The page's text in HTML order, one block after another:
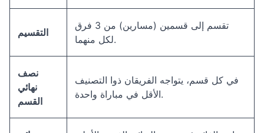
التقسيم
تقسم إلى قسمين (مسارين) من 3 فرق
لكل منهما.
نصف
نهائي
القسم
في كل قسم، يتواجه الفريقان ذوا التصنيف
الأقل في مباراة واحدة.